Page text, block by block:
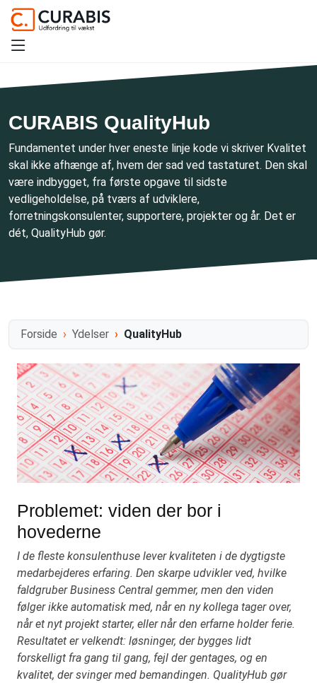
CURABIS QualityHub
Fundamentet under hver eneste linje kode vi skriver Kvalitet
skal ikke afhænge af, hvem der sad ved tastaturet. Den skal
være indbygget, fra første opgave til sidste
vedligeholdelse, på tværs af udviklere,
forretningskonsulenter, supportere, projekter og år. Det er
dét, QualityHub gør.
Forside Ydelser QualityHub
Problemet: viden der bor i
hovederne
I de fleste konsulenthuse lever kvaliteten i de dygtigste
medarbejderes erfaring. Den skarpe udvikler ved, hvilke
faldgruber Business Central gemmer, men den viden
følger ikke automatisk med, når en ny kollega tager over,
når et nyt projekt starter, eller når den erfarne holder ferie.
Resultatet er velkendt: løsninger, der bygges lidt
forskelligt fra gang til gang, fejl der gentages, og en
kvalitet, der svinger med bemandingen. QualityHub gør